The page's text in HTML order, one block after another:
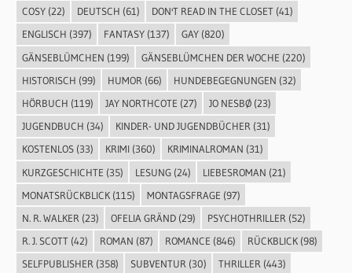
COSY(22) DEUTSCH (61) DON'T READ IN THE CLOSET(41)
ENGLISCH (397) FANTASY(137) GAY(820)
GÄNSEBLÜMCHEN (199) GÄNSEBLÜMCHEN DER WOCHE (220)
HISTORISCH (99) HUMOR (66) HUNDEBEGEGNUNGEN (32)
HÖRBUCH (119) JAY NORTHCOTE (27) JO NESBØ(23)
JUGENDBUCH (34) KINDER- UND JUGENDBÜCHER (31)
KOSTENLOS(33) KRIMI(360) KRIMINALROMAN (31)
KURZGESCHICHTE (35) LESUNG(24) LIEBESROMAN (21)
MONATSRÜCKBLICK(115) MONTAGSFRAGE (97)
N. R. WALKER (23) OFELIA GRÄND(29) PSYCHOTHRILLER (52)
R. J. SCOTT(42) ROMAN (87) ROMANCE (846) RÜCKBLICK(98)
SELFPUBLISHER(358) SUBVENTUR(30) THRILLER(443)